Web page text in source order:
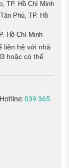
iPhone Pro
TP. Hồ Chí Minh
Phú, TP. Hồ
Hồ Chí Minh
liên hệ với nhà
hoặc có thể
039 365